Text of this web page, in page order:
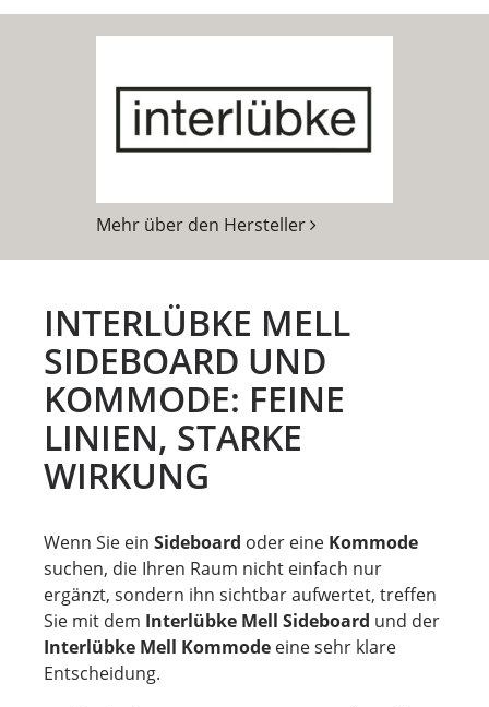
Mehr über den Hersteller
INTERLÜBKE MELL
SIDEBOARD UND
KOMMODE: FEINE
LINIEN, STARKE
WIRKUNG
Wenn Sie ein Sideboard oder eine Kommode
suchen, die Ihren Raum nicht einfach nur
ergänzt, sondern ihn sichtbar aufwertet, treffen
Sie mit dem Interlübke Mell Sideboard und der
Interlübke Mell Kommode eine sehr klare
Entscheidung.